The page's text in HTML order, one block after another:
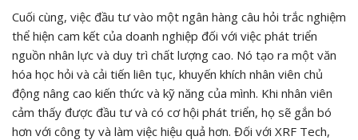
Cuối cùng, việc đầu tư vào một ngân hàng câu hỏi trắc nghiệm
thể hiện cam kết của doanh nghiệp đối với việc phát triển
nguồn nhân lực và duy trì chất lượng cao. Nó tạo ra một văn
hóa học hỏi và cải tiến liên tục, khuyến khích nhân viên chủ
động nâng cao kiến thức và kỹ năng của mình. Khi nhân viên
cảm thấy được đầu tư và có cơ hội phát triển, họ sẽ gắn bó
hơn với công ty và làm việc hiệu quả hơn. Đối với XRF Tech,